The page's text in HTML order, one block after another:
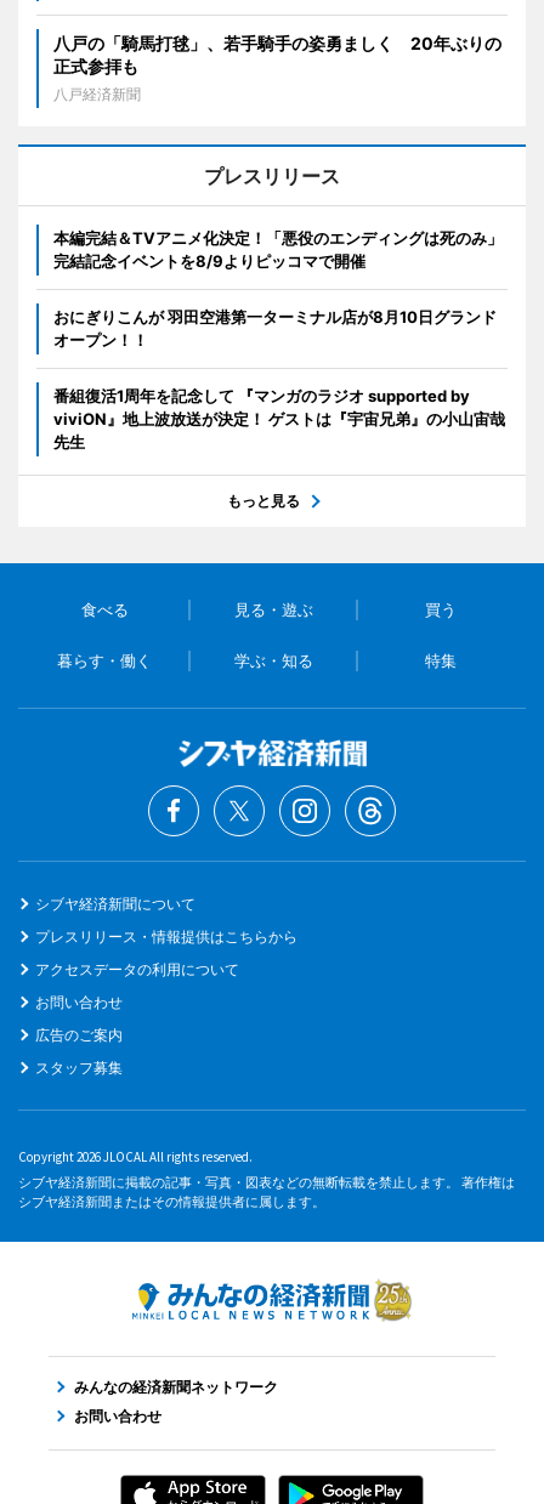
八戸の「騎馬打毬」、若手騎手の姿勇ましく 20年ぶりの
正式参拝も
八戸経済新聞
プレスリリース
本編完結＆TVアニメ化決定！「悪役のエンディングは死のみ」
完結記念イベントを8/9よりピッコマで開催
おにぎりこんが 羽田空港第一ターミナル店が8月10日グランド
オープン！！
番組復活1周年を記念して 『マンガのラジオ supported by
viviON』地上波放送が決定！ ゲストは『宇宙兄弟』の小山宙哉
先生
もっと見る
食べる 見る・遊ぶ 買う
暮らす・働く 学ぶ・知る 特集
シブヤ経済新聞について
プレスリリース・情報提供はこちらから
アクセスデータの利用について
お問い合わせ
広告のご案内
スタッフ募集
Copyright 2026 JLOCAL All rights reserved.
シブヤ経済新聞に掲載の記事・写真・図表などの無断転載を禁止します。 著作権は
シブヤ経済新聞またはその情報提供者に属します。
みんなの経済新聞ネットワーク
お問い合わせ